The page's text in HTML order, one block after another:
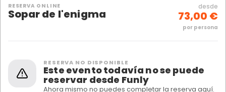
RESERVA ONLINE
Sopar de l'enigma
desde
73,00 €
por persona
RESERVA NO DISPONIBLE
Este evento todavía no se puede
reservar desde Funly
Ahora mismo no puedes completar la reserva aquí.